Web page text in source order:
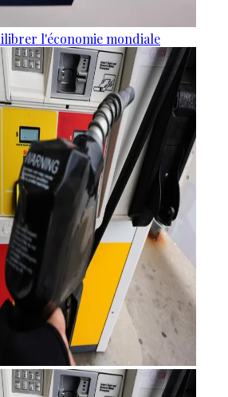
l'économie mondiale